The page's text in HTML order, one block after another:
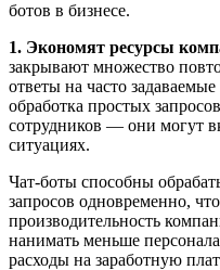
ботов в бизнесе.
1. Экономят ресурсы
закрывают множество
ответы на часто
обработка простых
сотрудников — они могут
ситуациях.
Чат-боты способны
запросов одновременно,
производительность
нанимать меньше
расходы на заработную